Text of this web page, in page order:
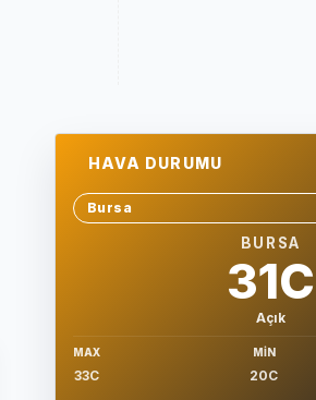
HAVA DURUMU
Sehir sec
BURSA
31C
Açık
MAX
33C
MIN
20C